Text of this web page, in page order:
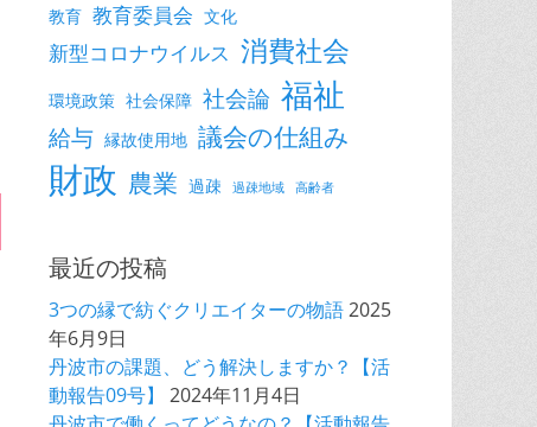
教育 教育委員会 文化
新型コロナウイルス 消費社会
環境政策 社会保障 社会論 福祉
給与 縁故使用地 議会の仕組み
財政 農業 過疎 過疎地域 高齢者
最近の投稿
3つの縁で紡ぐクリエイターの物語2025
年6月9日
丹波市の課題、どう解決しますか？【活
動報告09号】
2024年11月4日